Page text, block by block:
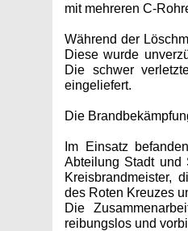
mit mehreren C-
Während der
Diese wurde
Die schwer
eingeliefert.
Die
Im Einsatz
Abteilung Stadt und
Kreisbrandmeister,
des Roten Kreuzes
Die
reibungslos und